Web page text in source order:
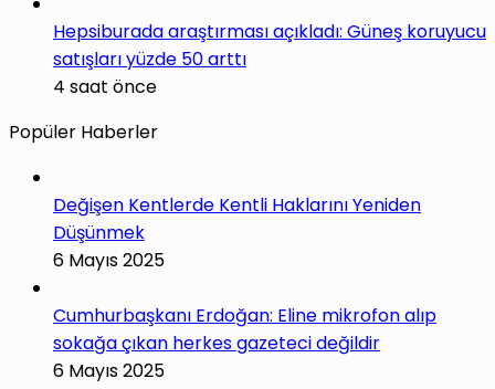
Hepsiburada araştırması açıkladı: Güneş koruyucu
satışları yüzde 50 arttı
4 saat önce
Popüler Haberler
Değişen Kentlerde Kentli Haklarını Yeniden
Düşünmek
6 Mayıs 2025
Cumhurbaşkanı Erdoğan: Eline mikrofon alıp
sokağa çıkan herkes gazeteci değildir
6 Mayıs 2025